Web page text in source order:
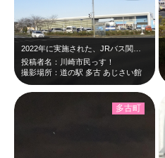
2022年に実施された、JRバス関東のバスツアー【山城ガール むつみ隊長と多古…
投稿者名：川崎市民っす！
撮影場所：道の駅 多古 あじさい館
多古町